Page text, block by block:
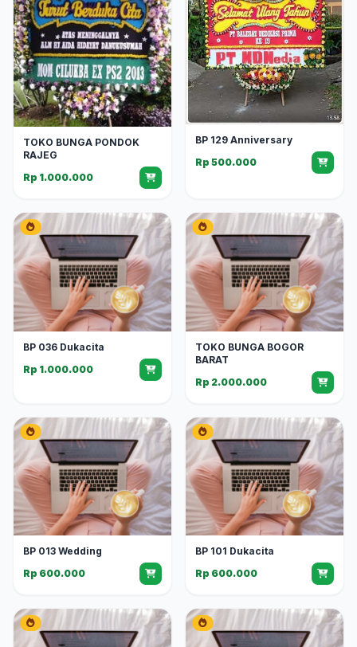
TOKO BUNGA PONDOK
RAJEG
Rp 1.000.000
BP 129 Anniversary
Rp 500.000
BP 036 Dukacita
Rp 1.000.000
TOKO BUNGA BOGOR
BARAT
Rp 2.000.000
BP 013 Wedding
Rp 600.000
BP 101 Dukacita
Rp 600.000